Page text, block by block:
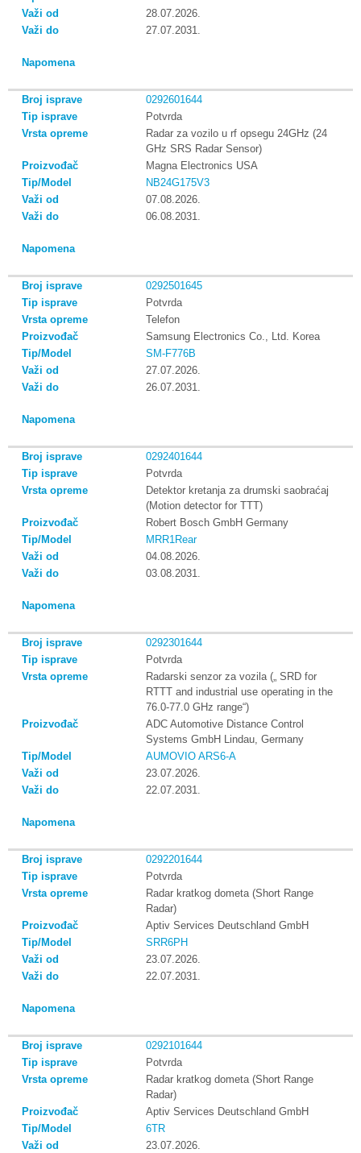
28.07.2026.
27.07.2031.
0292601644
Potvrda
Radar za vozilo u rf opsegu 24GHz (24
GHz SRS Radar Sensor)
Magna Electronics USA
NB24G175V3
07.08.2026.
06.08.2031.
0292501645
Potvrda
Telefon
Samsung Electronics Co., Ltd. Korea
SM-F776B
27.07.2026.
26.07.2031.
0292401644
Potvrda
Detektor kretanja za drumski saobraćaj
(Motion detector for TTT)
Robert Bosch GmbH Germany
MRR1Rear
04.08.2026.
03.08.2031.
0292301644
Potvrda
Radarski senzor za vozila („ SRD for
RTTT and industrial use operating in the
76.0-77.0 GHz range“)
ADC Automotive Distance Control
Systems GmbH Lindau, Germany
AUMOVIO ARS6-A
23.07.2026.
22.07.2031.
0292201644
Potvrda
Radar kratkog dometa (Short Range
Radar)
Aptiv Services Deutschland GmbH
SRR6PH
23.07.2026.
22.07.2031.
0292101644
Potvrda
Radar kratkog dometa (Short Range
Radar)
Aptiv Services Deutschland GmbH
6TR
23.07.2026.